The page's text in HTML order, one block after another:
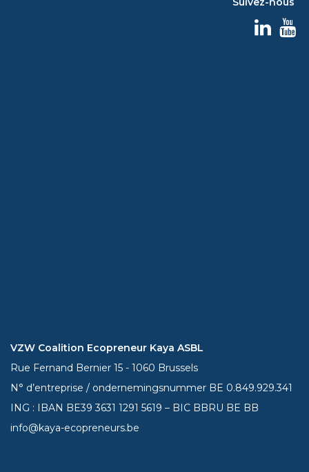
VZW Coalition Ecopreneur Kaya ASBL
Rue Fernand Bernier 15 - 1060 Brussels
N° d’entreprise / ondernemingsnummer BE 0.849.929.341
ING : IBAN BE393631 1291 5619 – BIC BBRU BE BB
info@kaya-ecopreneurs.be